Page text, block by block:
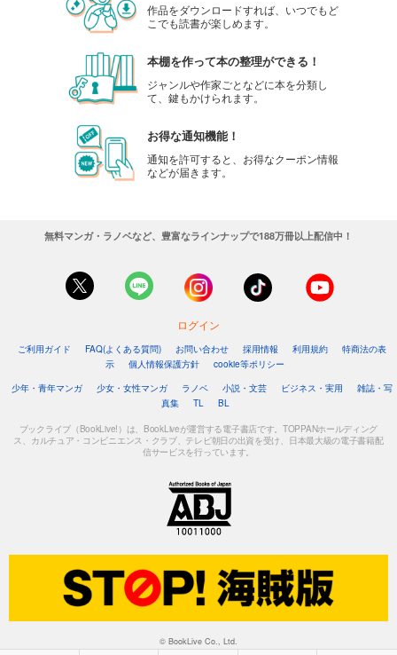
作品をダウンロードすれば、いつでもど
こでも読書が楽しめます。
本棚を作って本の整理ができる！
ジャンルや作家ごとなどに本を分類し
て、鍵もかけられます。
お得な通知機能！
通知を許可すると、お得なクーポン情報
などが届きます。
無料マンガ・ラノベなど、豊富なラインナップで188万冊以上配信中！
ログイン
ご利用ガイド FAQ(よくある質問) お問い合わせ 採用情報 利用規約
特商法の表
示
個人情報保護方針
cookie等ポリシー
少年・青年マンガ
少女・女性マンガ ラノベ 小説・文芸 ビジネス・実用
雑誌・写
真集
TL BL
ブックライブ（BookLive!）は、BookLiveが運営する電子書店です。TOPPANホールディング
ス、カルチュア・コンビニエンス・クラブ、テレビ朝日の出資を受け、日本最大級の電子書籍配
信サービスを行っています。
© BookLive Co., Ltd.